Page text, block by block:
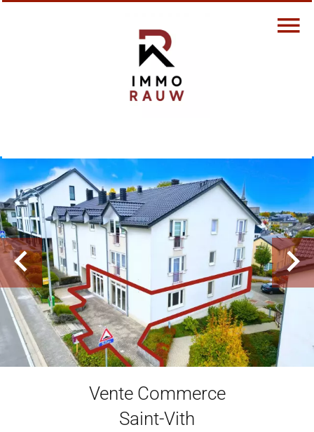
Vente Commerce
Saint-Vith